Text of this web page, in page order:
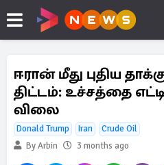
ஈரான் மீது புதிய
திட்டம்: உச்சத்தை
விலை
Donald Trump Iran
Crude Oil
By Arbin
3 months ago